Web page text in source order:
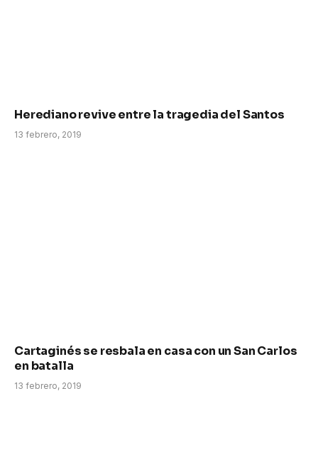
Herediano revive entre la tragedia del Santos
13 febrero, 2019
Cartaginés se resbala en casa con un San Carlos
en batalla
13 febrero, 2019